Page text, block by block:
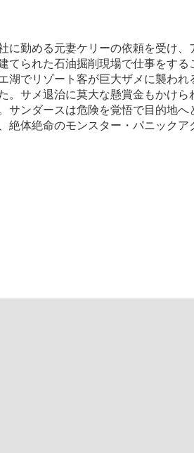
に勤める元妻ケリーの依頼を受け
てられた石油掘削現場で仕事をする
湖でリゾート客が巨大ザメに襲わ
。サメ退治に莫大な懸賞金もかけら
サンダースは危険を覚悟で目的地
絶体絶命のモンスター・パニックア